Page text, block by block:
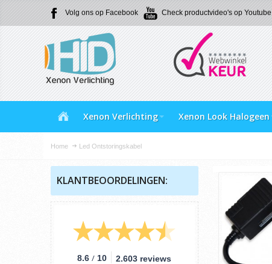
Volg ons op Facebook Check productvideo's op Youtube
Xenon Verlichting Xenon Look Halogeen
Home Led Ontstoringskabel
KLANTBEOORDELINGEN:
8.6 / 10 2.603 reviews